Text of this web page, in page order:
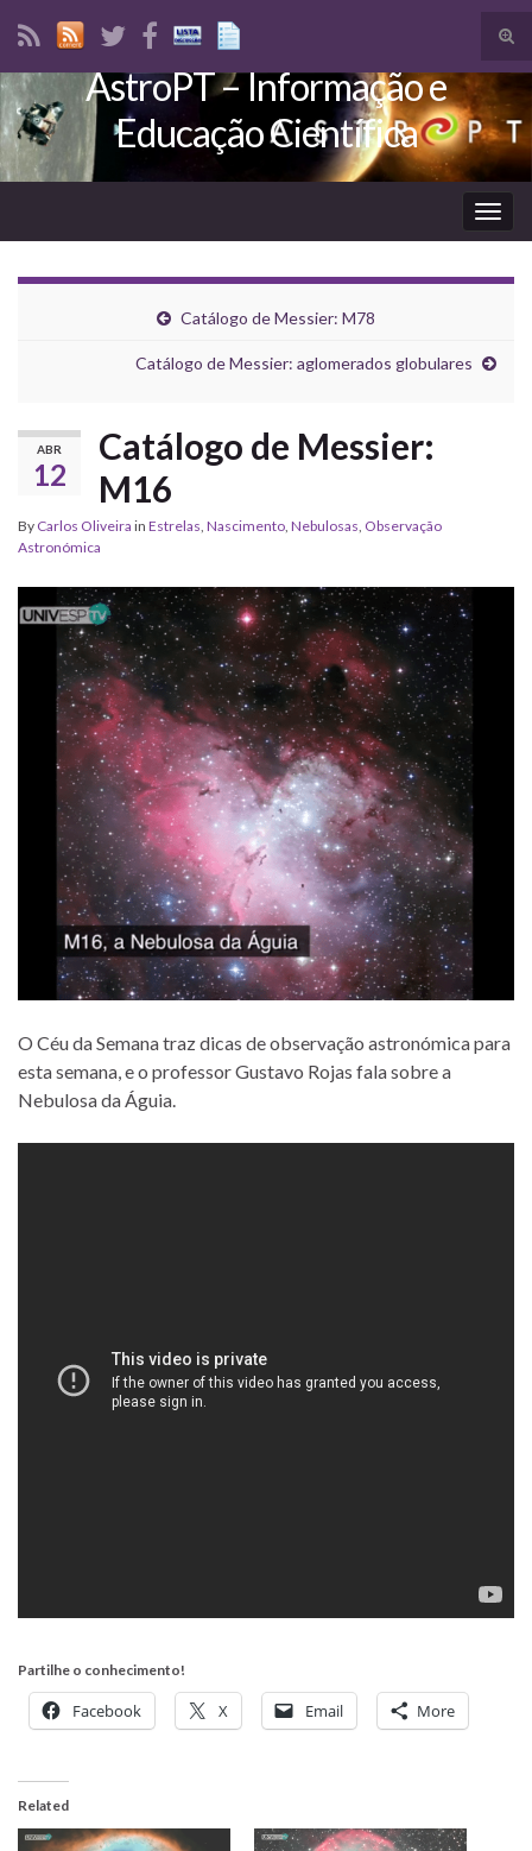
Search for:
AstroPT – Informação e
Educação Científica
Catálogo de Messier: M78
Catálogo de Messier: aglomerados globulares
ABR
12
Catálogo de Messier:
M16
By Carlos Oliveira in Estrelas, Nascimento, Nebulosas, Observação
Astronómica
O Céu da Semana traz dicas de observação astronómica para
esta semana, e o professor Gustavo Rojas fala sobre a
Nebulosa da Águia.
Partilhe o conhecimento!
Facebook X Email More
Related